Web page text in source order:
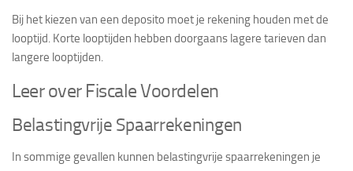
Bij het kiezen van een deposito moet je rekening houden met de
looptijd. Korte looptijden hebben doorgaans lagere tarieven dan
langere looptijden.
Leer over Fiscale Voordelen
Belastingvrije Spaarrekeningen
In sommige gevallen kunnen belastingvrije spaarrekeningen je